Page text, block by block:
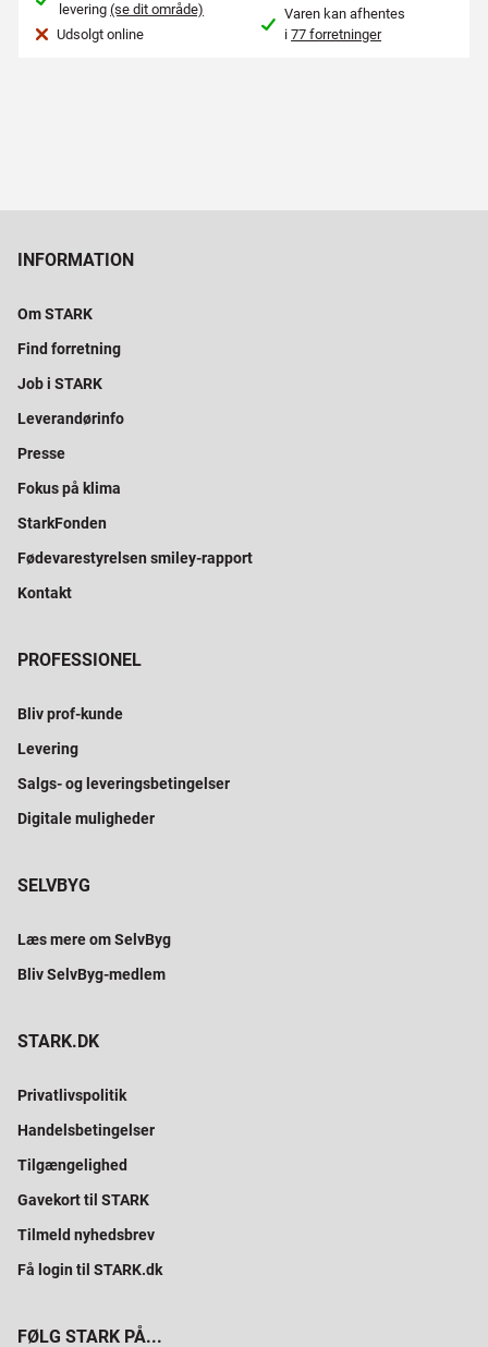
levering(se dit område)
Udsolgt online
Varen kan afhentes
i77 forretninger
INFORMATION
Om STARK
Find forretning
Job i STARK
Leverandørinfo
Presse
Fokus på klima
StarkFonden
Fødevarestyrelsen smiley-rapport
Kontakt
PROFESSIONEL
Bliv prof-kunde
Levering
Salgs- og leveringsbetingelser
Digitale muligheder
SELVBYG
Læs mere om SelvByg
Bliv SelvByg-medlem
STARK.DK
Privatlivspolitik
Handelsbetingelser
Tilgængelighed
Gavekort til STARK
Tilmeld nyhedsbrev
Få login til STARK.dk
FØLG STARK PÅ...